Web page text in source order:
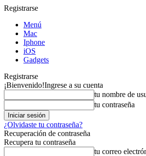
Registrarse
Menú
Mac
Iphone
iOS
Gadgets
Registrarse
¡Bienvenido!Ingrese a su cuenta
tu nombre de
tu contraseña
¿Olvidaste tu contraseña?
Recuperación de contraseña
Recupera tu contraseña
tu correo